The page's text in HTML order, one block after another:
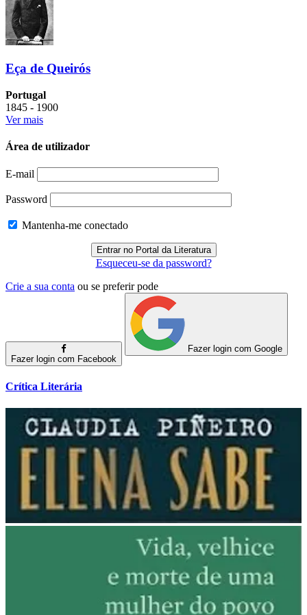
Eça de Queirós
Portugal
1845 - 1900
Ver mais
Área de utilizador
E-mail
Password
Mantenha-me conectado
Esqueceu-se da password?
Crie a sua conta ou se preferir pode
Fazer login com Facebook
Fazer login com Google
Crítica Literária